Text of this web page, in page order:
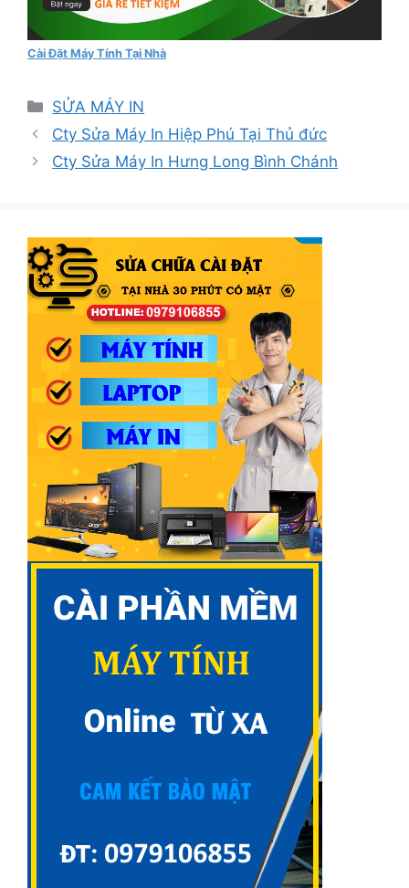
Cài Đặt Máy Tính Tại Nhà
Danh
mục
SỬA MÁY IN
Cty Sửa Máy In Hiệp Phú Tại Thủ đức
Cty Sửa Máy In Hưng Long Bình Chánh